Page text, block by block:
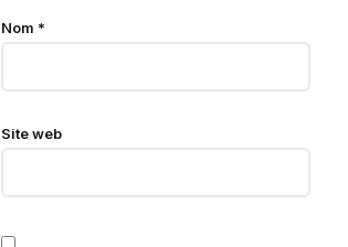
Nom *
Site web